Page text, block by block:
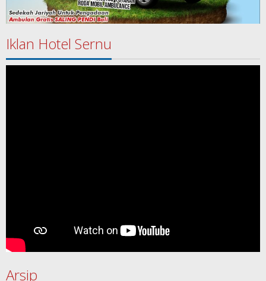
Iklan Hotel Sernu
Arsip